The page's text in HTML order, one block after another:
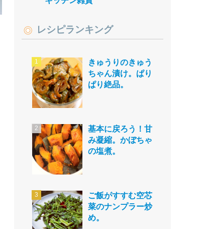
レシピランキング
きゅうりのきゅう
ちゃん漬け。ぱり
ぱり絶品。
基本に戻ろう！甘
み凝縮。かぼちゃ
の塩煮。
ご飯がすすむ空芯
菜のナンプラー炒
め。